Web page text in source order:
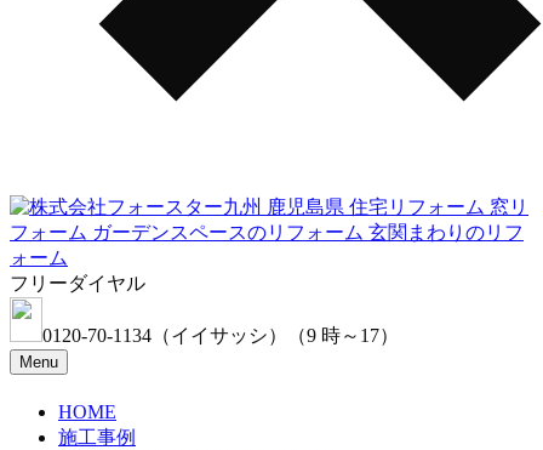
フリーダイヤル
0120-70-1134 （イイサッシ） （9 時～17）
Menu
HOME
施工事例